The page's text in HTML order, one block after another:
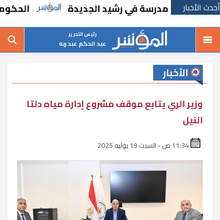
أحدث الأخبار
بإنشاء مدرسة في رشيد الجديدة الحكومة
رئيس التحرير
عبد الحكم عبد ربه
الأخبار
وزير الري يتابع موقف مشروع إدارة مياه دلتا
النيل